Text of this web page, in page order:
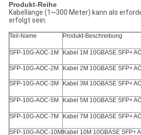
Produkt-Reihe
Kabellänge (1~300 Meter) kann als
erfolgt sein.
Teil-Name Produkt-Beschreibung
SFP-10G-AOC-1M Kabel 1M 10GBASE SFP+
SFP-10G-AOC-2M Kabel 2M 10GBASE SFP+
SFP-10G-AOC-3M Kabel 3M 10GBASE SFP+
SFP-10G-AOC-5M Kabel 5M 10GBASE SFP+
SFP-10G-AOC-7M Kabel 7M 10GBASE SFP+
SFP-10G-AOC-10M Kabel 10M 10GBASE SFP+